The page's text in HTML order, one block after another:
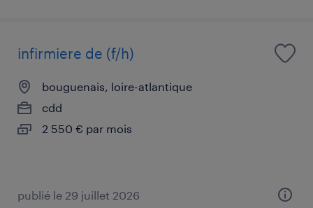
infirmiere de (f/h)
bouguenais, loire-atlantique
cdd
2 550 € par mois
publié le 29 juillet 2026